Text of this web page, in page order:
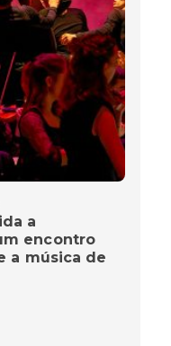
a
encontro
a música de